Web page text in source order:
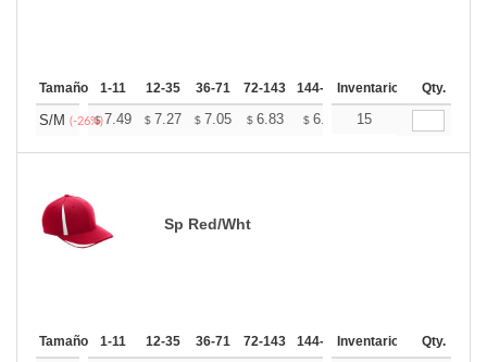
Tamaño 1-11 12-35 36-71 72-143 144-287 288 + Mas
Inventario Qty.
S/M (-26%)
$7.49 $ 7.27 $ 7.05 $ 6.83 $ 6.60 $6.49
15
Sp Red/Wht
Tamaño 1-11 12-35 36-71 72-143 144-287 288 + Mas
Inventario Qty.